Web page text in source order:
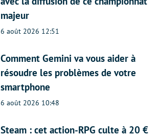
majeur
6 août 2026 12:51
Comment Gemini va vous aider à
résoudre les problèmes de votre
smartphone
6 août 2026 10:48
Steam : cet action-RPG culte à 20 €